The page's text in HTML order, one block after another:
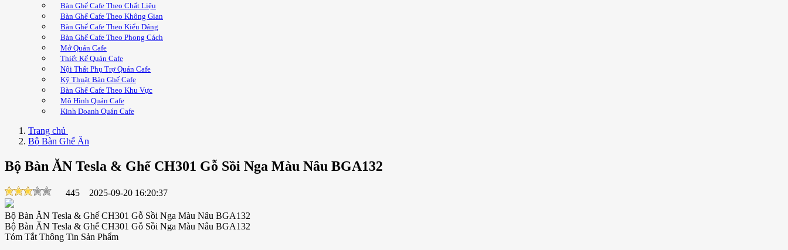
Bàn Ghế Cafe Theo Chất Liệu
Bàn Ghế Cafe Theo Không Gian
Bàn Ghế Cafe Theo Kiểu Dáng
Bàn Ghế Cafe Theo Phong Cách
Mở Quán Cafe
Thiết Kế Quán Cafe
Nội Thất Phụ Trợ Quán Cafe
Kỹ Thuật Bàn Ghế Cafe
Bàn Ghế Cafe Theo Khu Vực
Mô Hình Quán Cafe
Kinh Doanh Quán Cafe
Trang chủ
Bộ Bàn Ghế Ăn
Bộ Bàn ĂN Tesla & Ghế CH301 Gỗ Sồi Nga Màu Nâu BGA132
445 2025-09-20 16:20:37
Bộ Bàn ĂN Tesla & Ghế CH301 Gỗ Sồi Nga Màu Nâu BGA132
Bộ Bàn ĂN Tesla & Ghế CH301 Gỗ Sồi Nga Màu Nâu BGA132
Tóm Tắt Thông Tin Sản Phẩm